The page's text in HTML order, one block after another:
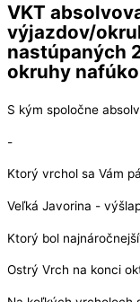
VKT
výjazdov/
nastúpaných
okruhy
S kým spoločne
-
Ktorý vrchol sa Vám
Veľká Javorina -
Ktorý bol
Ostrý Vrch na konci